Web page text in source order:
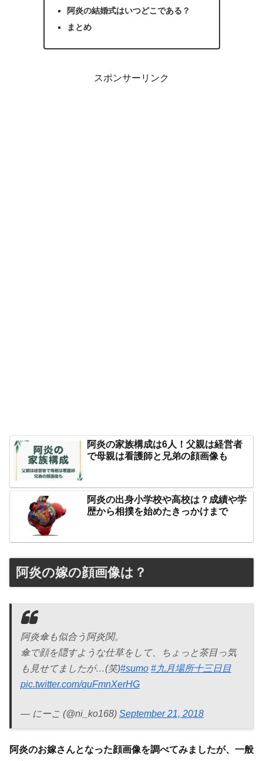
阿炎の結婚式はいつどこである？
まとめ
スポンサーリンク
阿炎の家族構成は6人！父親は経営者
で母親は看護師と兄弟の顔画像も
阿炎の出身小学校や高校は？成績や学
歴から相撲を始めたきっかけまで
阿炎の嫁の顔画像は？
阿炎傘も似合う阿炎関。
傘で顔を隠すような仕草をして、ちょっと茶目っ気
も見せてましたが…(笑)#sumo #九月場所十三日目
pic.twitter.com/quFmnXerHG
— にーこ (@ni_ko168) September 21, 2018
阿炎のお嫁さんとなった顔画像を調べてみましたが、一般